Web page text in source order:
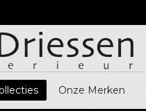
Onze Merken